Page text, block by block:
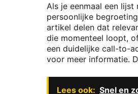
Als je eenmaal een
persoonlijke
artikel delen dat
die momenteel loopt,
een duidelijke call-to-
voor meer informatie.
Lees ook: Snel en